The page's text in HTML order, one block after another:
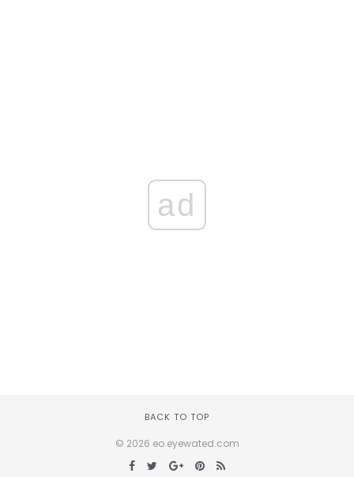
ad
BACK TO TOP
© 2026 eo.eyewated.com